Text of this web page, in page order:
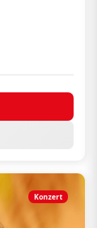
Konzert